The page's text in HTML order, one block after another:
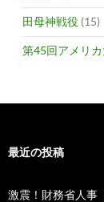
田母神戦役 (15)
第45回アメリ
最近の投稿
激震！財務省人事